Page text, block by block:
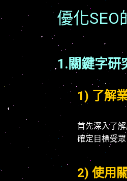
優化SEO
1.關鍵字研
1) 了解
首先深入了
確定目標受
2) 使用